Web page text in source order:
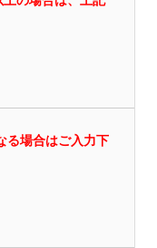
る場合はご入力下